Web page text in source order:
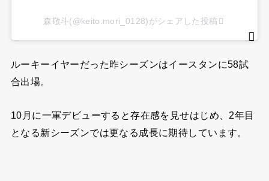
森敬斗(@keito.mori_0128)がシェアした投稿
ルーキーイヤーだった昨シーズンはイースタンに58試
合出場。
10月に一軍デビューすると存在感を見せはじめ、2年目
となる新シーズンでは更なる成長に期待しています。